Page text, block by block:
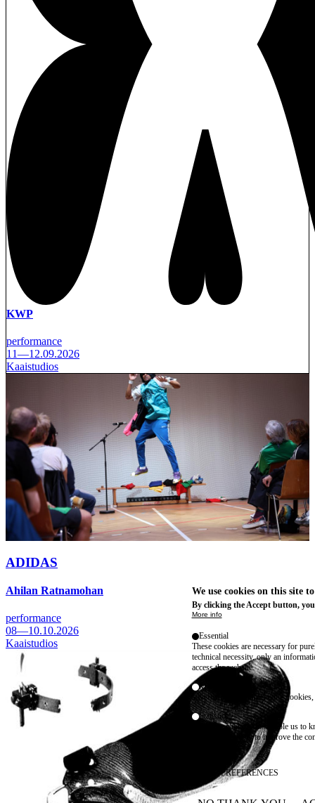
KWP
performance
11—12.09.2026
Kaaistudios
ADIDAS
Ahilan Ratnamohan
performance
08—10.10.2026
Kaaistudios
We use cookies on this site
By clicking the Accept button,
More info
Essential
These cookies are necessary for
technical necessity, only an
access the website.
Marketing
advertising and remarketing cookies,
Statistics
These are cookies that enable us
information solely to improve the
their placement.
SAVE PREFERENCES